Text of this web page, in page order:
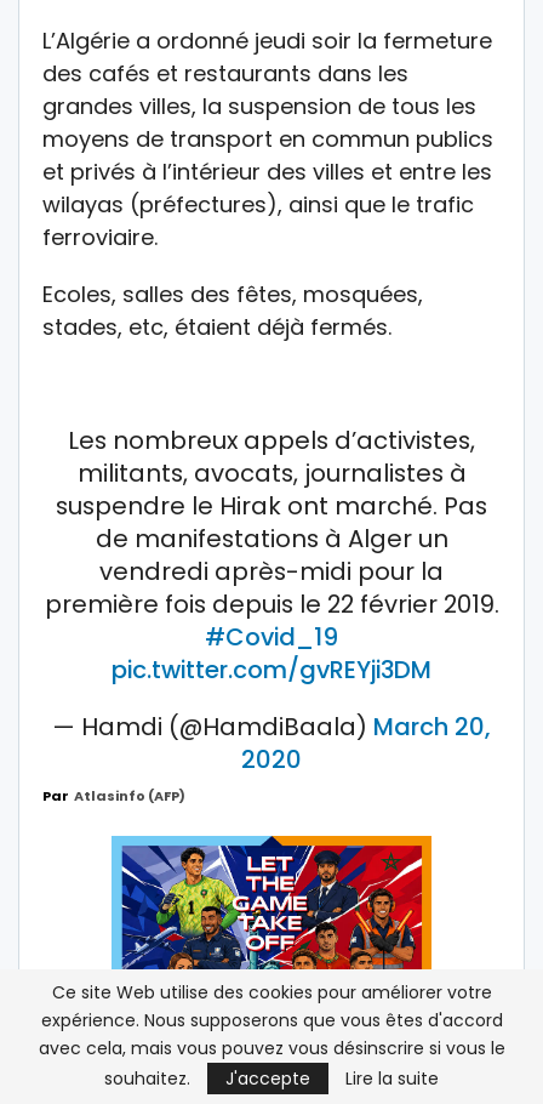
L’Algérie a ordonné jeudi soir la fermeture
des cafés et restaurants dans les
grandes villes, la suspension de tous les
moyens de transport en commun publics
et privés à l’intérieur des villes et entre les
wilayas (préfectures), ainsi que le trafic
ferroviaire.
Ecoles, salles des fêtes, mosquées,
stades, etc, étaient déjà fermés.
Les nombreux appels d’activistes,
militants, avocats, journalistes à
suspendre le Hirak ont marché. Pas
de manifestations à Alger un
vendredi après-midi pour la
première fois depuis le 22 février 2019.
#Covid_19
pic.twitter.com/gvREYji3DM
— Hamdi (@HamdiBaala) March 20,
2020
Par Atlasinfo (AFP)
Ce site Web utilise des cookies pour améliorer votre
expérience. Nous supposerons que vous êtes d'accord
avec cela, mais vous pouvez vous désinscrire si vous le
souhaitez.
J'accepte Lire la suite